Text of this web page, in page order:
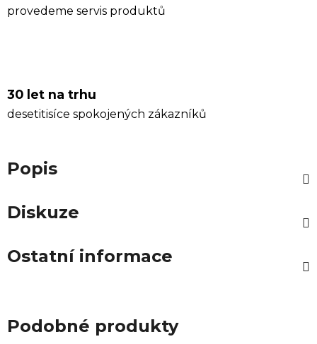
provedeme servis produktů
30 let na trhu
desetitisíce spokojených zákazníků
Popis
Diskuze
Ostatní informace
Podobné produkty